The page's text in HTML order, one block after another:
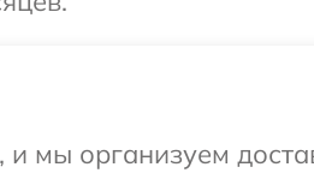
мы организуем